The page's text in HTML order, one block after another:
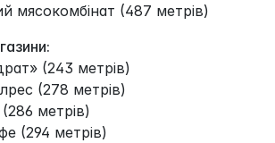
мясокомбінат (487 метрів)
(243 метрів)
(278 метрів)
метрів)
(294 метрів)